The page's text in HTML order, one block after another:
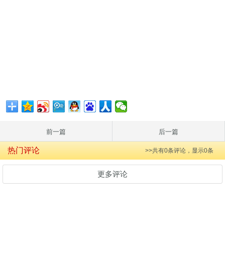
前一篇 后一篇
热门评论 >>共有0条评论，显示0条
更多评论